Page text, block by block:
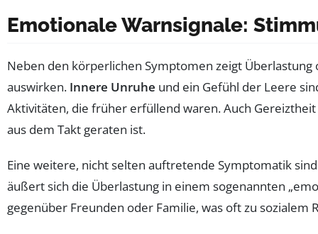
Emotionale Warnsignale:
Neben den körperlichen Symptomen zeigt
auswirken. Innere Unruhe und ein Gefühl der Leere
Aktivitäten, die früher erfüllend waren. Auch
aus dem Takt geraten ist.
Eine weitere, nicht selten auftretende Symptomatik
äußert sich die Überlastung in einem sogenannten
gegenüber Freunden oder Familie, was oft zu sozialem